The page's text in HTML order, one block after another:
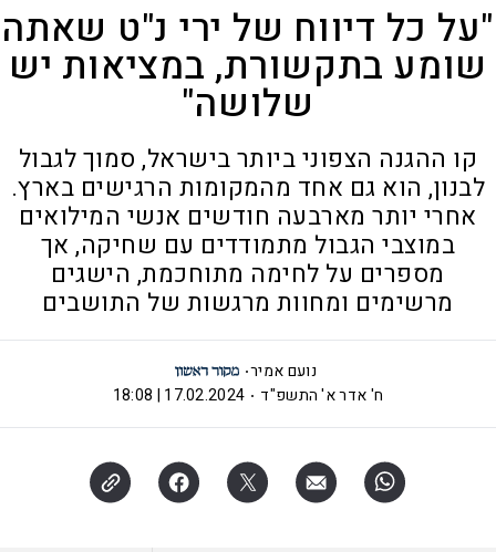
"על כל דיווח של ירי נ"ט שאתה
שומע בתקשורת, במציאות יש
שלושה"
קו ההגנה הצפוני ביותר בישראל, סמוך לגבול
לבנון, הוא גם אחד מהמקומות הרגישים בארץ.
אחרי יותר מארבעה חודשים אנשי המילואים
במוצבי הגבול מתמודדים עם שחיקה, אך
מספרים על לחימה מתוחכמת, הישגים
מרשימים ומחוות מרגשות של התושבים
נועם אמיר
ח' אדר א' התשפ"ד
17.02.2024 | 18:08